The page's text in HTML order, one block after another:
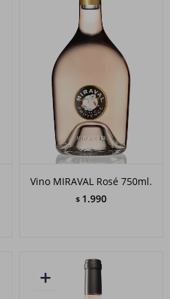
Vino MIRAVAL Rosé 750ml.
$ 1.990